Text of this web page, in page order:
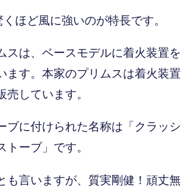
ほど風に強いのが特長です。
スは、ベースモデルに着火装置を
ます。本家のプリムスは着火装置
売しています。
ブに付けられた名称は「クラッシ
トーブ」です。
も言いますが、質実剛健！頑丈無